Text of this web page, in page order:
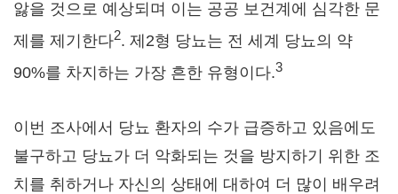
앓을 것으로 예상되며 이는 공공 보건계에 심각한 문
제를 제기한다2. 제2형 당뇨는 전 세계 당뇨의 약
90%를 차지하는 가장 흔한 유형이다.3
이번 조사에서 당뇨 환자의 수가 급증하고 있음에도
불구하고 당뇨가 더 악화되는 것을 방지하기 위한 조
치를 취하거나 자신의 상태에 대하여 더 많이 배우려